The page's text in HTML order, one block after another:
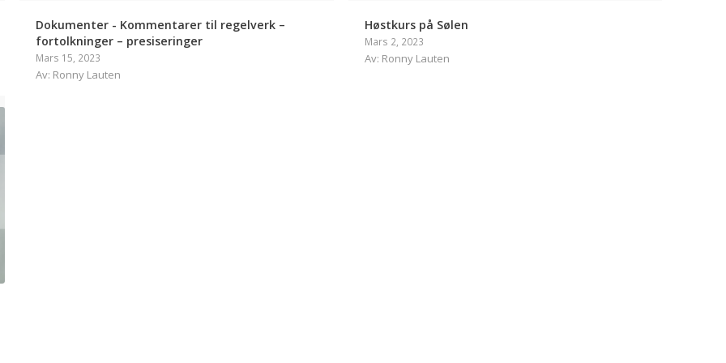
Dokumenter - Kommentarer til regelverk –
fortolkninger – presiseringer
Mars 15, 2023
Av: Ronny Lauten
Høstkurs på Sølen
Mars 2, 2023
Av: Ronny Lauten